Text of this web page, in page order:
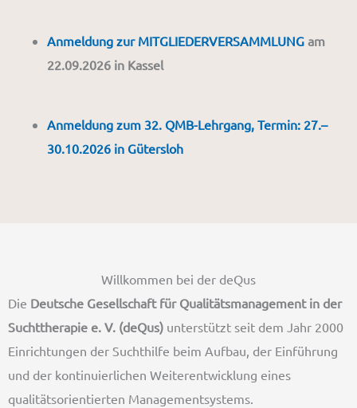
Anmeldung zur MITGLIEDERVERSAMMLUNG am
22.09.2026 in Kassel
Anmeldung zum 32. QMB-Lehrgang, Termin: 27.–
30.10.2026 in Gütersloh
Willkommen bei der deQus
Die Deutsche Gesellschaft für Qualitätsmanagement in der
Suchttherapie e. V. (deQus) unterstützt seit dem Jahr 2000
Einrichtungen der Suchthilfe beim Aufbau, der Einführung
und der kontinuierlichen Weiterentwicklung eines
qualitätsorientierten Managementsystems.